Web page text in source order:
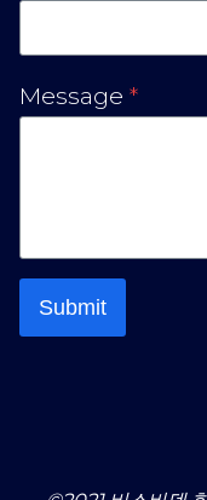
Message *
Submit